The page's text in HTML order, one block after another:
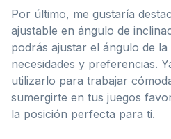
Por último, me gustaría
ajustable en ángulo de
podrás ajustar el ángulo de
necesidades y preferencias.
utilizarlo para trabajar
sumergirte en tus juegos
la posición perfecta para ti.